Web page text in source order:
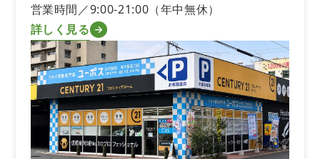
営業時間／9:00-21:00（年中無休）
詳しく見る